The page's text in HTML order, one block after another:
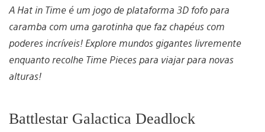
A Hat in Time é um jogo de plataforma 3D fofo para
caramba com uma garotinha que faz chapéus com
poderes incríveis! Explore mundos gigantes livremente
enquanto recolhe Time Pieces para viajar para novas
alturas!
Battlestar Galactica Deadlock